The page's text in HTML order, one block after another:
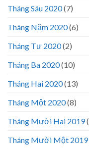
Tháng Sáu 2020(7)
Tháng Năm 2020(6)
Tháng Tư 2020(2)
Tháng Ba 2020(10)
Tháng Hai 2020(13)
Tháng Một 2020(8)
Tháng Mười Hai 2019
Tháng Mười Một 2019